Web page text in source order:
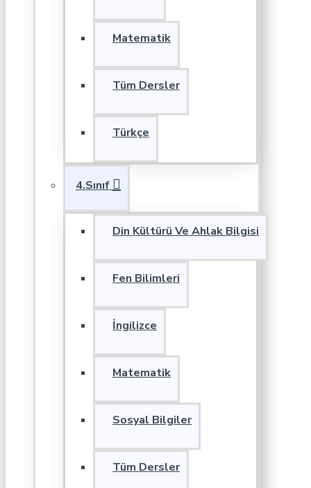
Matematik
Tüm Dersler
Türkçe
4.Sınıf
Din Kültürü Ve Ahlak Bilgisi
Fen Bilimleri
İngilizce
Matematik
Sosyal Bilgiler
Tüm Dersler